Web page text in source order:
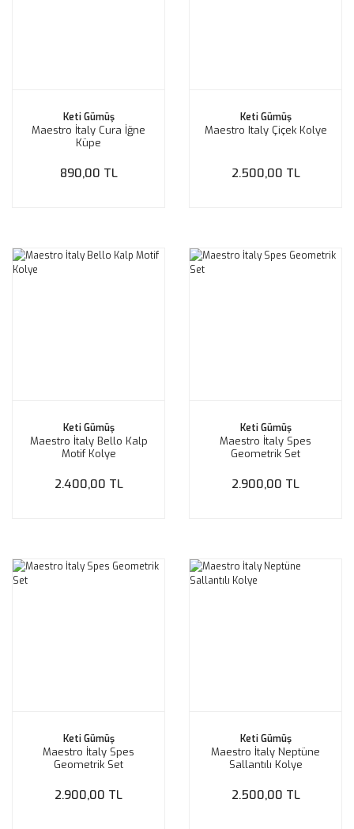
Keti Gümüş
Maestro İtaly Cura İğne
Küpe
890,00 TL
Keti Gümüş
Maestro Italy Çiçek Kolye
2.500,00 TL
Keti Gümüş
Maestro İtaly Bello Kalp
Motif Kolye
2.400,00 TL
Keti Gümüş
Maestro İtaly Spes
Geometrik Set
2.900,00 TL
Keti Gümüş
Maestro İtaly Spes
Geometrik Set
2.900,00 TL
Keti Gümüş
Maestro İtaly Neptüne
Sallantılı Kolye
2.500,00 TL